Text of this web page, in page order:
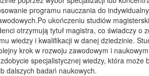
programu nauczania do
ukończeniu studiów
otrzymują tytuł magistra, co świadczy o
wiedzy i kwalifikacji w danej dziedzinie.
krok w rozwoju zawodowym i
specjalistycznej wiedzy, która może
dalszych badań naukowych.